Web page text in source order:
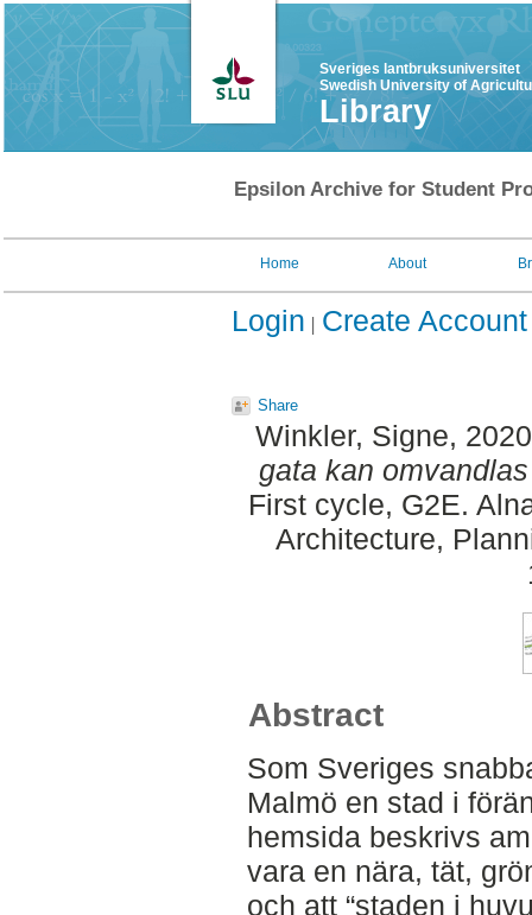
Sveriges lantbruksuniversitet
Swedish University of
Library
Epsilon Archive for Student
Home About
Login Create Account
Share
Winkler, Signe,
gata kan
First cycle, G2E.
Architecture,
Abstract
Som Sveriges
Malmö en stad i
hemsida beskrivs
vara en nära, tät,
och att “staden i